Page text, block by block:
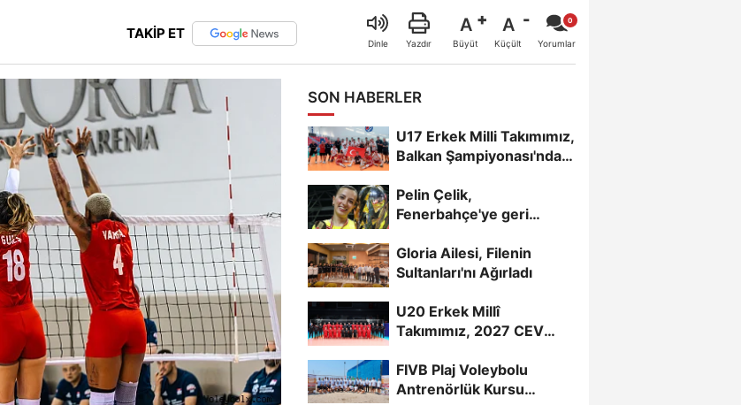
TAKİP ET
Dinle Yazdır
A
Büyüt
A
Küçült Yorumlar
SON HABERLER
U17 Erkek Milli Takımımız,
Balkan Şampiyonası'nda
Pelin Çelik,
Fenerbahçe'ye geri
Gloria Ailesi, Filenin
Sultanları'nı Ağırladı
U20 Erkek Millî
Takımımız, 2027 CEV
Şampiyonası...
FIVB Plaj Voleybolu
Antrenörlük Kursu